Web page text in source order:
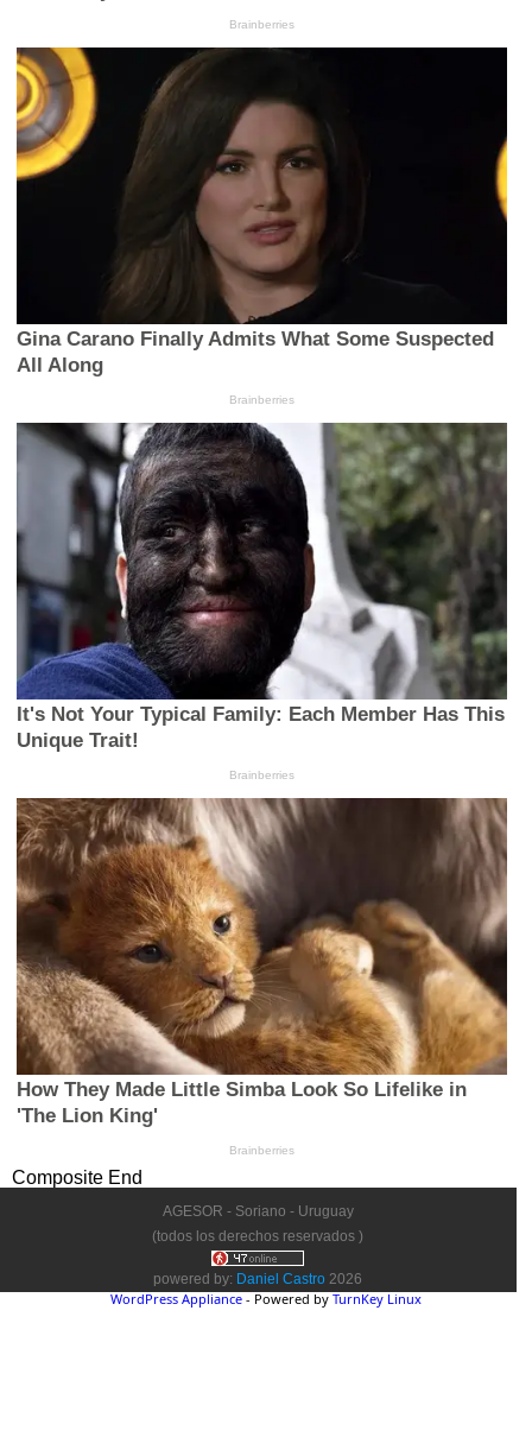
Composite End
AGESOR - Soriano - Uruguay
(todos los derechos reservados )
powered by: Daniel Castro 2026
WordPress Appliance - Powered by TurnKey Linux